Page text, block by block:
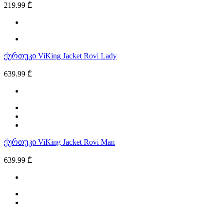
219.99 ₾
ქურთუკი ViKing Jacket Rovi Lady
639.99 ₾
ქურთუკი ViKing Jacket Rovi Man
639.99 ₾